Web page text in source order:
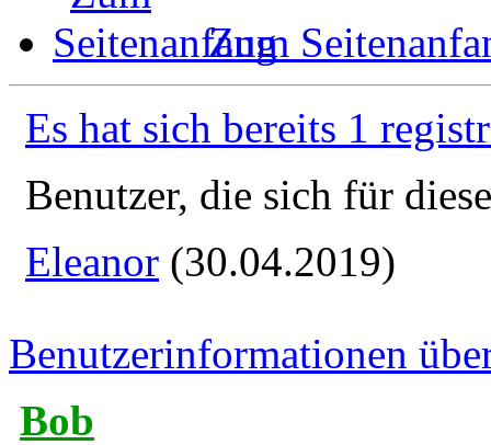
Zum
Es hat sich bereits 1
Benutzer, die sich für
Eleanor (30.04.2019)
Benutzerinformationen
Bob